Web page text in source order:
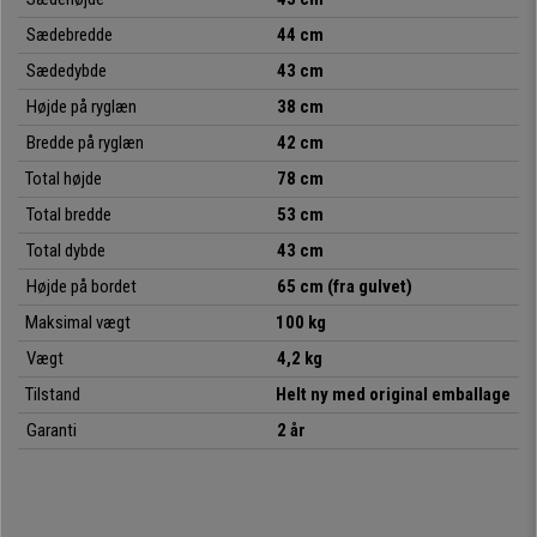
enestående pris, som du kun kan få på kontorstolepro.dk
• Ideel til konferencelokaler
•Komfortabel sæde- og ryglænsstruktur
• Meget praktisk og anvendelig
Sædebredde
44 cm
Sædedybde
43 cm
Højde på ryglæn
38 cm
Bredde på ryglæn
42 cm
Total højde
78 cm
Total bredde
53 cm
Total dybde
43 cm
Højde på bordet
65 cm (fra gulvet)
Maksimal vægt
100 kg
Vægt
4,2 kg
Tilstand
Helt ny med original emballage
Garanti
2 år